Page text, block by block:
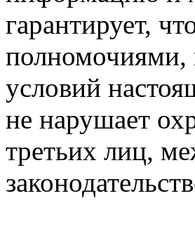
гарантирует,
полномочиями,
условий
не нарушает
третьих лиц,